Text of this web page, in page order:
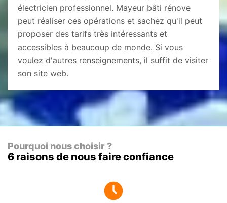
électricien professionnel. Mayeur bâti rénove
peut réaliser ces opérations et sachez qu'il peut
proposer des tarifs très intéressants et
accessibles à beaucoup de monde. Si vous
voulez d'autres renseignements, il suffit de visiter
son site web.
Pourquoi nous choisir ?
6 raisons de nous faire confiance